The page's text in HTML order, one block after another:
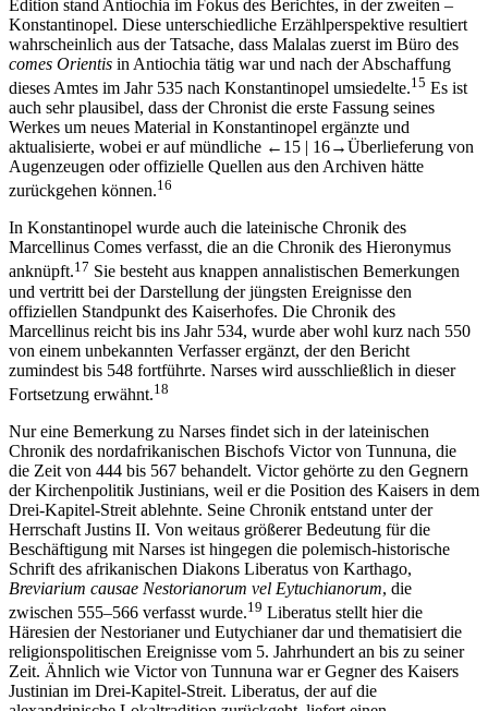
Edition stand Antiochia im Fokus des Berichtes, in der zweiten –
Konstantinopel. Diese unterschiedliche Erzählperspektive resultiert
wahrscheinlich aus der Tatsache, dass Malalas zuerst im Büro des
comes Orientis in Antiochia tätig war und nach der Abschaffung
dieses Amtes im Jahr 535 nach Konstantinopel umsiedelte.15 Es ist
auch sehr plausibel, dass der Chronist die erste Fassung seines
Werkes um neues Material in Konstantinopel ergänzte und
aktualisierte, wobei er auf mündliche ←15 | 16→Überlieferung von
Augenzeugen oder offizielle Quellen aus den Archiven hätte
zurückgehen können.16
In Konstantinopel wurde auch die lateinische Chronik des
Marcellinus Comes verfasst, die an die Chronik des Hieronymus
anknüpft.17 Sie besteht aus knappen annalistischen Bemerkungen
und vertritt bei der Darstellung der jüngsten Ereignisse den
offiziellen Standpunkt des Kaiserhofes. Die Chronik des
Marcellinus reicht bis ins Jahr 534, wurde aber wohl kurz nach 550
von einem unbekannten Verfasser ergänzt, der den Bericht
zumindest bis 548 fortführte. Narses wird ausschließlich in dieser
Fortsetzung erwähnt.18
Nur eine Bemerkung zu Narses findet sich in der lateinischen
Chronik des nordafrikanischen Bischofs Victor von Tunnuna, die
die Zeit von 444 bis 567 behandelt. Victor gehörte zu den Gegnern
der Kirchenpolitik Justinians, weil er die Position des Kaisers in dem
Drei-Kapitel-Streit ablehnte. Seine Chronik entstand unter der
Herrschaft Justins II. Von weitaus größerer Bedeutung für die
Beschäftigung mit Narses ist hingegen die polemisch-historische
Schrift des afrikanischen Diakons Liberatus von Karthago,
Breviarium causae Nestorianorum vel Eytuchianorum, die
zwischen 555–566 verfasst wurde.19 Liberatus stellt hier die
Häresien der Nestorianer und Eutychianer dar und thematisiert die
religionspolitischen Ereignisse vom 5. Jahrhundert an bis zu seiner
Zeit. Ähnlich wie Victor von Tunnuna war er Gegner des Kaisers
Justinian im Drei-Kapitel-Streit. Liberatus, der auf die